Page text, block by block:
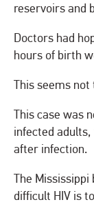
reservoirs and
Doctors had
hours of birth
This seems not
This case was
infected
after infection.
The
difficult HIV is